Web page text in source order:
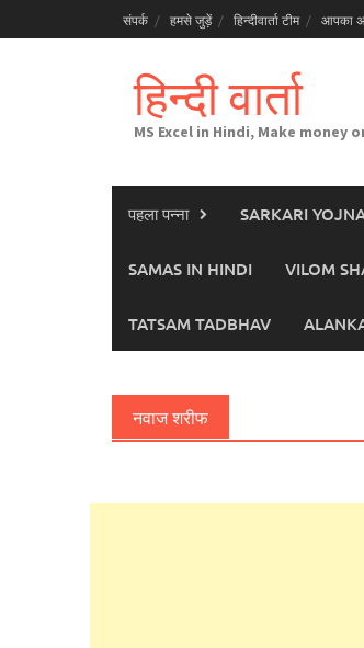
to
संपर्क हमसे जुड़ें हिन्दीवार्ता टीम आपका
हिन्दी वार्ता
MS Excel in Hindi, Make money
पहला पन्ना SARKARI
SAMAS IN HINDI VILOM
TATSAM TADBHAV
नवाज शरीफ